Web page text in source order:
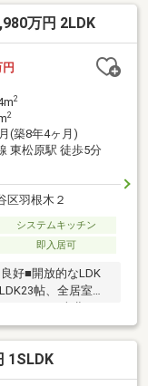
王井の頭線「明大
ため、行き先に
概要】■２０１９
優良住宅
万円 2LDK
円
2
2
(築8年4ヶ月)
東松原駅 徒歩5分
区羽根木２
システムキッチン
即入居可
好■開放的なLDK
帖、全居室７
です■ダウンライ
関に大型収納を設
基調とした対面
グに床暖房設置■窓
1SLDK